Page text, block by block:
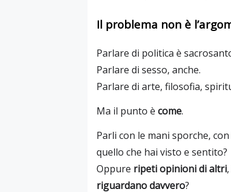
Il problema non è
Parlare di politica è
Parlare di sesso, anche.
Parlare di arte, filosofia,
Ma il punto è come.
Parli con le mani sporche,
quello che hai visto e sentito?
Oppure ripeti opinioni di altri
riguardano davvero?